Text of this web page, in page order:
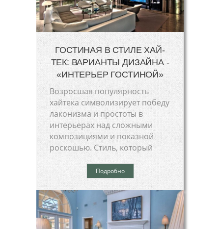
ГОСТИНАЯ В СТИЛЕ ХАЙ-
ТЕК: ВАРИАНТЫ ДИЗАЙНА -
«ИНТЕРЬЕР ГОСТИНОЙ»
Возросшая популярность
хайтека символизирует победу
лаконизма и простоты в
интерьерах над сложными
композициями и показной
роскошью. Стиль, который
Подробно